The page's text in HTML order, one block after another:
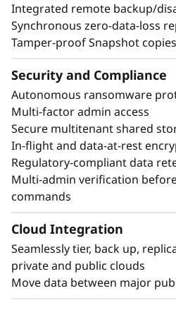
Integrated remote backup/
Synchronous zero-data-loss
Tamper-proof Snapshot copies
Security and Compliance
Autonomous ransomware
Multi-factor admin access
Secure multitenant shared
In-flight and data-at-rest
Regulatory-compliant data
Multi-admin verification
commands
Cloud Integration
Seamlessly tier, back up,
private and public clouds
Move data between major